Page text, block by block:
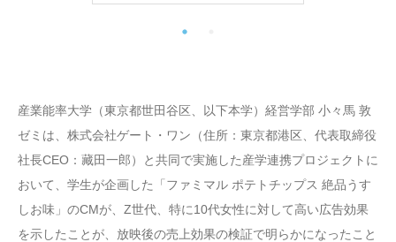
産業能率大学（東京都世田谷区、以下本学）経営学部 小々馬 敦
ゼミは、株式会社ゲート・ワン（住所：東京都港区、代表取締役
社長CEO：藏田一郎）と共同で実施した産学連携プロジェクトに
おいて、学生が企画した「ファミマル ポテトチップス 絶品うす
しお味」のCMが、Z世代、特に10代女性に対して高い広告効果
を示したことが、放映後の売上効果の検証で明らかになったこと